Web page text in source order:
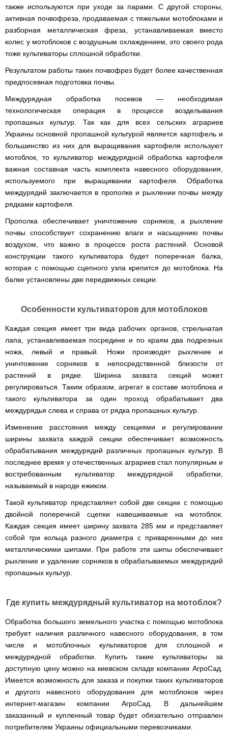
также используются при уходе за парами. С другой стороны,
активная почвофреза, продаваемая с тяжелыми мотоблоками и
разборная металлическая фреза, устанавливаемая вместо
колес у мотоблоков с воздушным охлаждением, это своего рода
тоже культиваторы сплошной обработки.
Результатом работы таких почвофрез будет более качественная
предпосевная подготовка почвы.
Междурядная обработка посевов — необходимая
технологическая операция в процессе возделывания
пропашных культур. Так как для всех сельских аграриев
Украины основной пропашной культурой является картофель и
большинство из них для выращивания картофеля используют
мотоблок, то культиватор междурядной обработка картофеля
важная составная часть комплекта навесного оборудования,
используемого при выращивании картофеля. Обработка
междурядий заключается в прополке и рыхлении почвы между
рядками картофеля.
Прополка обеспечивает уничтожение сорняков, а рыхление
почвы способствует сохранению влаги и насыщению почвы
воздухом, что важно в процессе роста растений. Основой
конструкции такого культиватора будет поперечная балка,
которая с помощью сцепного узла крепится до мотоблока. На
балке установлены две передвижных секции.
Особенности культиваторов для мотоблоков
Каждая секция имеет три вида рабочих органов, стрельчатая
лапа, устанавливаемая посредине и по краям два подрезных
ножа, левый и правый. Ножи производят рыхление и
уничтожение сорняков в непосредственной близости от
растений в рядке. Ширина захвата секций может
регулироваться. Таким образом, агрегат в составе мотоблока и
такого культиватора за один проход обрабатывает два
междурядья слева и справа от рядка пропашных культур.
Изменение расстояния между секциями и регулирование
ширины захвата каждой секции обеспечивает возможность
обрабатывания междурядий различных пропашных культур. В
последнее время у отечественных аграриев стал популярным и
востребованным культиватор междурядной обработки,
называемый в народе ежиком.
Такой культиватор представляет собой две секции с помощью
двойной поперечной сцепки навешиваемые на мотоблок.
Каждая секция имеет ширину захвата 285 мм и представляет
собой три кольца разного диаметра с приваренными до них
металлическими шипами. При работе эти шипы обеспечивают
рыхление и удаление сорняков в обрабатываемых междурядий
пропашных культур.
Где купить междурядный культиватор на мотоблок?
Обработка большого земельного участка с помощью мотоблока
требует наличия различного навесного оборудования, в том
числе и мотоблочных культиваторов для сплошной и
междурядной обработки. Купить такие культиваторы за
доступную цену можно на киевском складе компании АгроСад.
Имеется возможность для заказа и покупки таких культиваторов
и другого навесного оборудования для мотоблоков через
интернет-магазин компании АгроСад. В дальнейшем
заказанный и купленный товар будет обязательно отправлен
потребителям Украины официальными перевозчиками.